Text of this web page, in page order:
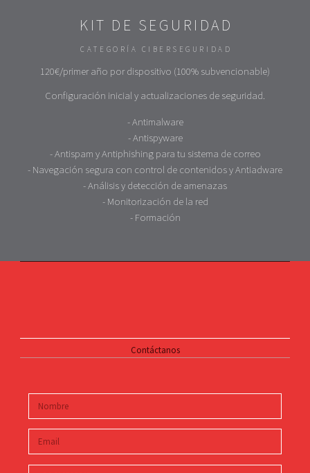
KIT DE SEGURIDAD
CATEGORÍA CIBERSEGURIDAD
120€/primer año por dispositivo (100% subvencionable)
Configuración inicial y actualizaciones de seguridad.
- Antimalware
- Antispyware
- Antispam y Antiphishing para tu sistema de correo
- Navegación segura con control de contenidos y Antiadware
- Análisis y detección de amenazas
- Monitorización de la red
- Formación
Contáctanos